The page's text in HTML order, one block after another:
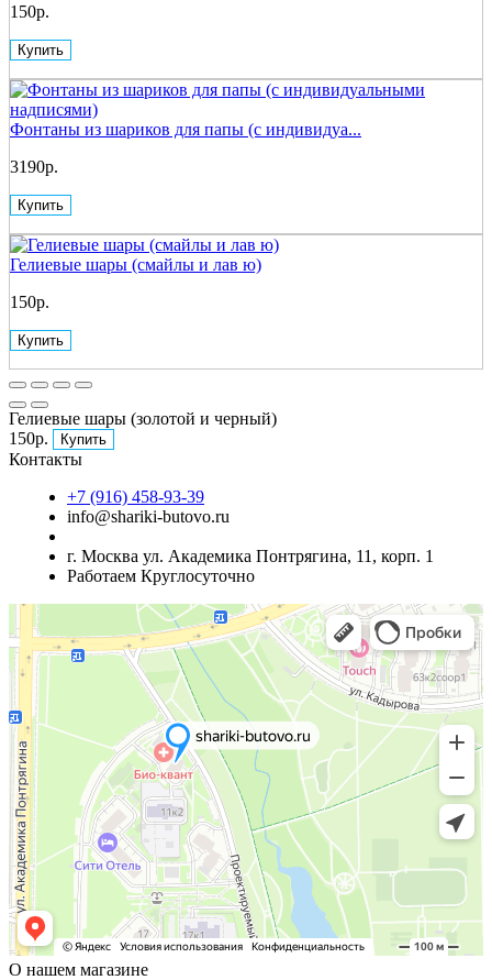
150р.
Купить
Фонтаны из шариков для папы (с индивидуа...
3190р.
Купить
Гелиевые шары (смайлы и лав ю)
150р.
Купить
Гелиевые шары (золотой и черный)
150р.
Купить
Контакты
+7 (916) 458-93-39
info@shariki-butovo.ru
г. Москва ул. Академика Понтрягина, 11, корп. 1
Работаем Круглосуточно
О нашем магазине